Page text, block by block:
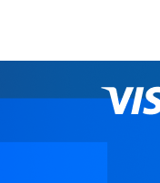
pro interní potřeby nebo